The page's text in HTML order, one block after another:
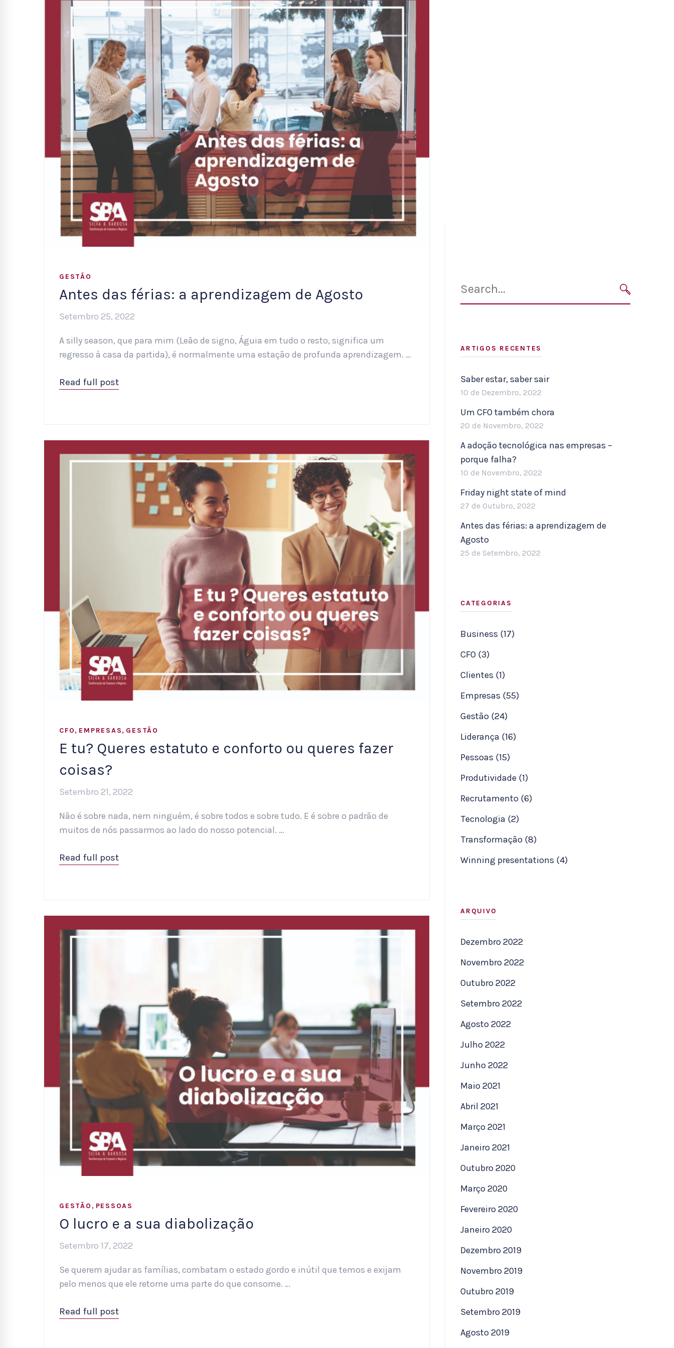
GESTÃO
Antes das férias: a aprendizagem de Agosto
Setembro 25, 2022
A silly season, que para mim (Leão de signo, Águia em tudo o resto, significa um
regresso à casa da partida), é normalmente uma estação de profunda aprendizagem. …
Read full post
CFO, EMPRESAS, GESTÃO
E tu? Queres estatuto e conforto ou queres fazer
coisas?
Setembro 21, 2022
Não é sobre nada, nem ninguém, é sobre todos e sobre tudo. E é sobre o padrão de
muitos de nós passarmos ao lado do nosso potencial. …
Read full post
GESTÃO , PESSOAS
O lucro e a sua diabolização
Setembro 17, 2022
Se querem ajudar as famílias, combatam o estado gordo e inútil que temos e exijam
pelo menos que ele retorne uma parte do que consome. …
Read full post
for:
SEARCH
ARTIGOS RECENTES
Saber estar, saber sair
10 de Dezembro, 2022
Um CFO também chora
20 de Novembro, 2022
A adoção tecnológica nas empresas –
porque falha?
10 de Novembro, 2022
Friday night state of mind
27 de Outubro, 2022
Antes das férias: a aprendizagem de
Agosto
25 de Setembro, 2022
CATEGORIAS
Business (17)
CFO (3)
Clientes (1)
Empresas (55)
Gestão (24)
Liderança (16)
Pessoas (15)
Produtividade (1)
Recrutamento (6)
Tecnologia (2)
Transformação (8)
Winning presentations (4)
ARQUIVO
Dezembro 2022
Novembro 2022
Outubro 2022
Setembro 2022
Agosto 2022
Julho 2022
Junho 2022
Maio 2021
Abril 2021
Março 2021
Janeiro 2021
Outubro 2020
Março 2020
Fevereiro 2020
Janeiro 2020
Dezembro 2019
Novembro 2019
Outubro 2019
Setembro 2019
Agosto 2019